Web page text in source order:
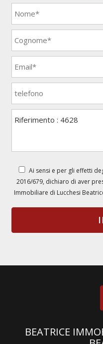
Ai sensi e per gli effetti
2016/679, dichiaro di aver
Immobiliare di Lucchesi
BEATRICE